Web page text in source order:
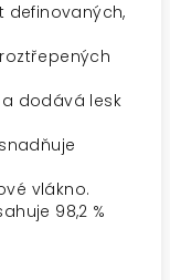
definovaných,
dodává lesk
vlákno.
98,2 %